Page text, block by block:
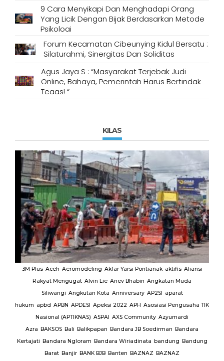
9 Cara Menyikapi Dan Menghadapi Orang
Yang Licik Dengan Bijak Berdasarkan Metode
Psikologi
Forum Kecamatan Cibeunying Kidul Bersatu :
Silaturahmi, Sinergitas Dan Soliditas
Agus Jaya S : “Masyarakat Terjebak Judi
Online, Bahaya, Pemerintah Harus Bertindak
Tegas! “
KILAS
3M Plus Aceh Aeromodeling Akfar Yarsi Pontianak aktifis Aliansi
Rakyat Mengugat Alvin Lie Anev Bhabin Angkatan Muda
Siliwangi Angkutan Kota Anniversary AP2SI aparat
hukum apbd APBN APDESI Apeksi 2022 APH Asosiasi Pengusaha TIK
Nasional (APTIKNAS) ASPAI AXS Community Azyumardi
Azra BAKSOS Bali Balikpapan Bandara JB Soedirman Bandara
Kertajati Bandara Ngloram Bandara Wiriadinata bandung Bandung
Barat Banjir BANK BJB Banten BAZNAZ BAZNAZ